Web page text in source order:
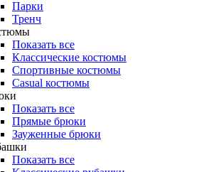
Парки
Тренч
Показать все
Классические костюмы
Спортивные костюмы
Casual костюмы
Показать все
Прямые брюки
Зауженные брюки
Показать все